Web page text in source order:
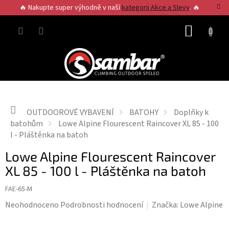
na
obsah
🔥 Nakupte super výhodně v našíkategorii Akce a Slevy. 🔥
Domů
OUTDOOROVÉ VYBAVENÍ BATOHY
Doplňky k
batohům
Lowe Alpine Flourescent Raincover XL 85 - 100
l - Pláštěnka na batoh
Lowe Alpine Flourescent Raincover
XL 85 - 100 l - Pláštěnka na batoh
FAE-65-M
Průměrné
Neohodnoceno Podrobnosti hodnocení Značka: Lowe Alpine